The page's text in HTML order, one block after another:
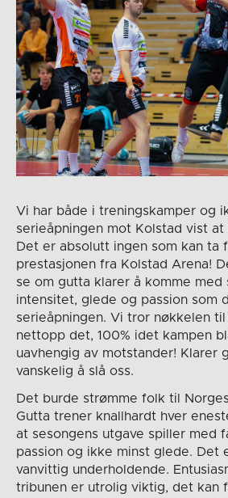
Vi har både i treningskamper og
serieåpningen mot Kolstad vist
Det er absolutt ingen som kan ta
prestasjonen fra Kolstad Arena!
se om gutta klarer å komme med
intensitet, glede og passion som
serieåpningen. Vi tror nøkkelen til
nettopp det, 100% idet kampen
uavhengig av motstander! Klarer
vanskelig å slå oss.
Det burde strømme folk til
Gutta trener knallhardt hver
at sesongens utgave spiller med
passion og ikke minst glede. Det
vanvittig underholdende.
tribunen er utrolig viktig, det kan